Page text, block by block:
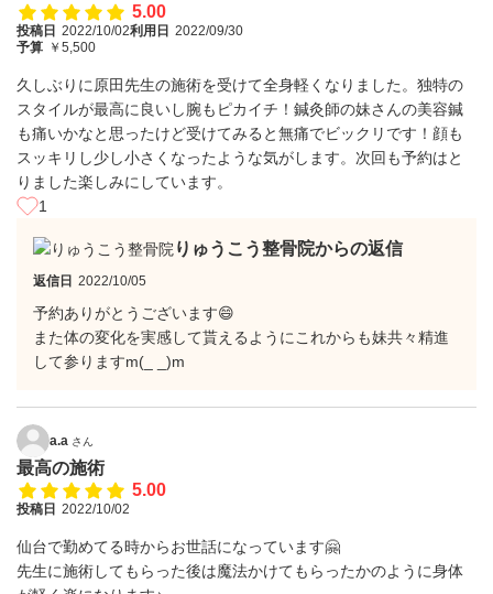
5.00
投稿日 2022/10/02利用日 2022/09/30
予算 ￥5,500
久しぶりに原田先生の施術を受けて全身軽くなりました。独特の
スタイルが最高に良いし腕もピカイチ！鍼灸師の妹さんの美容鍼
も痛いかなと思ったけど受けてみると無痛でビックリです！顔も
スッキリし少し小さくなったような気がします。次回も予約はと
りました楽しみにしています。
1
りゅうこう整骨院からの返信
返信日 2022/10/05
予約ありがとうございます😄
また体の変化を実感して貰えるようにこれからも妹共々精進
して参りますm(_ _)m
a.a さん
最高の施術
5.00
投稿日 2022/10/02
仙台で勤めてる時からお世話になっています🤗
先生に施術してもらった後は魔法かけてもらったかのように身体